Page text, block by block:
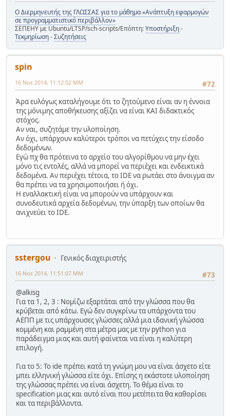
Ο Διερμηνευτής της ΓΛΩΣΣΑΣ για το μάθημα «Ανάπτυξη εφαρμογών
σε προγραμματιστικό περιβάλλον»
ΣΕΠΕΗΥ με Ubuntu/LTSP/sch-scripts/Επόπτη:Υποστήριξη-
Τεκμηρίωση-Συζητήσεις
spin
#72
16 Νοε 2014, 11:12:02 ΜΜ
Άρα ευλόγως καταλήγουμε ότι το ζητούμενο είναι αν η έννοια
της μόνιμης αποθήκευσης αξίζει να είναι ΚΑΙ διδακτικός
στόχος.
Αν ναι, συζητάμε την υλοποίηση.
Αν όχι, υπάρχουν καλύτεροι τρόποι να πετύχεις την είσοδο
δεδομένων.
Εγώ πχ θα πρότεινα το αρχείο του αλγορίθμου να μην έχει
μόνο τις εντολές, αλλά να μπορεί να περιέχει και ενδεικτικά
δεδομένα. Αν περιέχει τέτοια, το IDE να ρωτάει στο άνοιγμα αν
θα πρέπει να τα χρησιμοποιήσει ή όχι.
Η εναλλακτική είναι να μπορούν να υπάρχουν και
συνοδευτικά αρχεία δεδομένων, την ύπαρξη των οποίων θα
ανιχνεύει το IDE.
sstergou
Γενικός διαχειριστής
#73
16 Νοε 2014, 11:51:07 ΜΜ
@alkisg
Για τα 1, 2, 3 : Νομίζω εξαρτάται από την γλώσσα που θα
κρύβεται από κάτω. Εγώ δεν συγκρίνω τα υπάρχοντα του
ΑΕΠΠ με τις υπάρχουσες γλώσσες αλλά μια ιδανική γλώσσα
κομμένη και ραμμένη στα μέτρα μας με την python για
παράδειγμα μιας και αυτή φαίνεται να είναι η καλύτερη
επιλογή.
Για το 5: Το ide πρέπει κατά τη γνώμη μου να είναι άσχετο είτε
μπει ελληνική γλώσσα είτε όχι. Επίσης η εκάστοτε υλοποίηση
της γλώσσας πρέπει να είναι άσχετη. Το θέμα είναι το
specification μιας και αυτό είναι που μετέπειτα θα καθορίσει
και τα περιβάλλοντα.